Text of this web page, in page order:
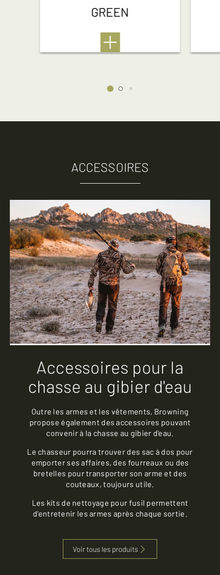
GREEN
ACCESSOIRES
Accessoires pour la
chasse au gibier d'eau
Outre les armes et les vêtements, Browning
propose également des accessoires pouvant
convenir à la chasse au gibier d'eau.
Le chasseur pourra trouver des sac à dos pour
emporter ses affaires, des fourreaux ou des
bretelles pour transporter son arme et des
couteaux, toujours utile.
Les kits de nettoyage pour fusil permettent
d'entretenir les armes après chaque sortie.
Voir tous les produits